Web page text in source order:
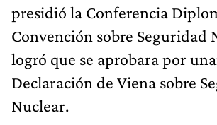
presidió la Conferencia
Convención sobre Seguridad
logró que se aprobara por
Declaración de Viena sobre
Nuclear.